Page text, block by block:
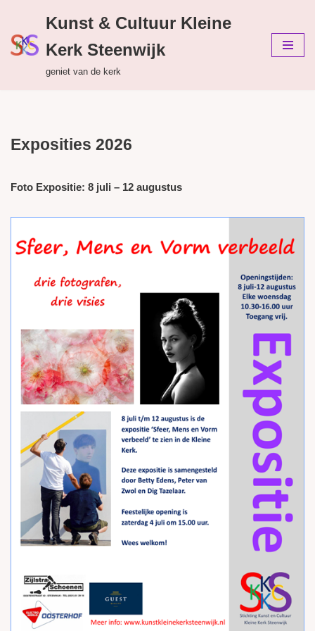
Ga
naar
Kunst & Cultuur Kleine
Kerk Steenwijk
geniet van de kerk
Exposities 2026
Foto Expositie: 8 juli – 12 augustus